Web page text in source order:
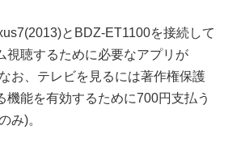
とBDZ-ET1100を接続して
視聴するために必要なアプリが
お、テレビを見るには著作権保護
機能を有効するために700円支払う
み)。